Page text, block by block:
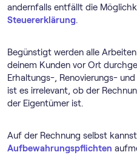
andernfalls entfällt die
Steuererklärung.
Begünstigt werden alle
deinem Kunden vor Ort
Erhaltungs-, Renovierungs-
ist es irrelevant, ob der
der Eigentümer ist.
Auf der Rechnung selbst
Aufbewahrungspflichten